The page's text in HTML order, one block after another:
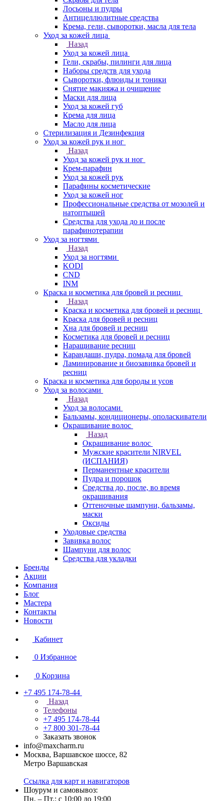
Лосьоны и пудры
Антицеллюлитные средства
Крема, гели, сыворотки, масла для тела
Уход за кожей лица
Назад
Уход за кожей лица
Гели, скрабы, пилинги для лица
Наборы средств для ухода
Сыворотки, флюиды и тоники
Снятие макияжа и очищение
Маски для лица
Уход за кожей губ
Крема для лица
Масло для лица
Стерилизация и Дезинфекция
Уход за кожей рук и ног
Назад
Уход за кожей рук и ног
Крем-парафин
Уход за кожей рук
Парафины косметические
Уход за кожей ног
Профессиональные средства от мозолей и
натоптышей
Средства для ухода до и после
парафинотерапии
Уход за ногтями
Назад
Уход за ногтями
KODI
CND
INM
Краска и косметика для бровей и ресниц
Назад
Краска и косметика для бровей и ресниц
Краска для бровей и ресниц
Хна для бровей и ресниц
Косметика для бровей и ресниц
Наращивание ресниц
Карандаши, пудра, помада для бровей
Ламинирование и биозавивка бровей и
ресниц
Краска и косметика для бороды и усов
Уход за волосами
Назад
Уход за волосами
Бальзамы, кондиционеры, ополаскиватели
Окрашивание волос
Назад
Окрашивание волос
Мужские красители NIRVEL
(ИСПАНИЯ)
Перманентные красители
Пудра и порошок
Средства до, после, во время
окрашивания
Оттеночные шампуни, бальзамы,
маски
Оксиды
Уходовые средства
Завивка волос
Шампуни для волос
Средства для укладки
Бренды
Акции
Компания
Блог
Мастера
Контакты
Новости
Кабинет
0 Избранное
0 Корзина
+7 495 174-78-44
Назад
Телефоны
+7 495 174-78-44
+7 800 301-78-44
Заказать звонок
info@maxcharm.ru
Москва, Варшавское шоссе, 82
Метро Варшавская
Ссылка для карт и навигаторов
Шоурум и самовывоз:
Пн. – Пт.: с 10:00 до 19:00